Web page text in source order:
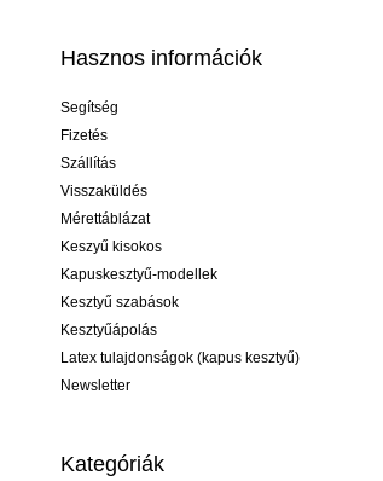
Hasznos információk
Segítség
Fizetés
Szállítás
Visszaküldés
Mérettáblázat
Keszyű kisokos
Kapuskesztyű-modellek
Kesztyű szabások
Kesztyűápolás
Latex tulajdonságok (kapus kesztyű)
Newsletter
Kategóriák